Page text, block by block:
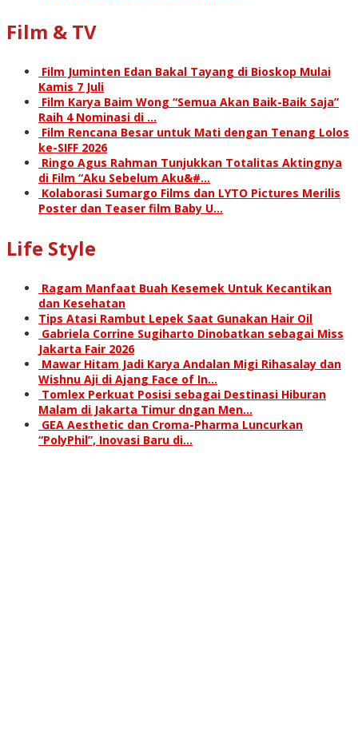
Film & TV
Film Juminten Edan Bakal Tayang di Bioskop Mulai
Kamis 7 Juli
Film Karya Baim Wong “Semua Akan Baik-Baik Saja”
Raih 4 Nominasi di …
Film Rencana Besar untuk Mati dengan Tenang Lolos
ke-SIFF 2026
Ringo Agus Rahman Tunjukkan Totalitas Aktingnya
di Film “Aku Sebelum Aku&#…
Kolaborasi Sumargo Films dan LYTO Pictures Merilis
Poster dan Teaser film Baby U…
Life Style
Ragam Manfaat Buah Kesemek Untuk Kecantikan
dan Kesehatan
Tips Atasi Rambut Lepek Saat Gunakan Hair Oil
Gabriela Corrine Sugiharto Dinobatkan sebagai Miss
Jakarta Fair 2026
Mawar Hitam Jadi Karya Andalan Migi Rihasalay dan
Wishnu Aji di Ajang Face of In…
Tomlex Perkuat Posisi sebagai Destinasi Hiburan
Malam di Jakarta Timur dngan Men…
GEA Aesthetic dan Croma-Pharma Luncurkan
“PolyPhil”, Inovasi Baru di…